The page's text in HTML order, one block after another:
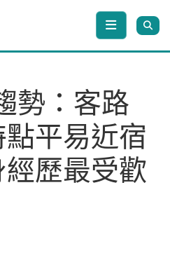
勢：客路
平易近宿
歷最受歡